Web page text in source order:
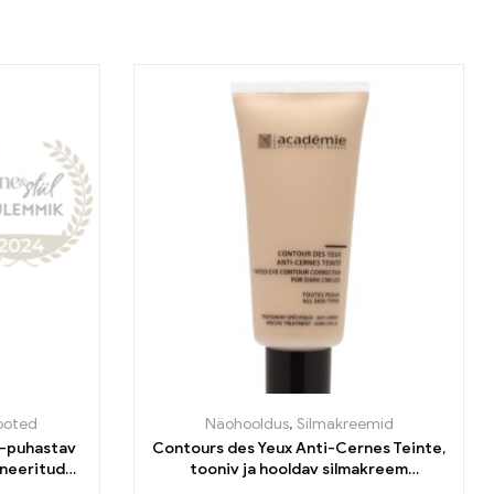
puhastav
Näohooldus, Silmakreemid
Contours des Yeux Anti-Cernes Teinte,
tooniv ja hooldav silmakreem